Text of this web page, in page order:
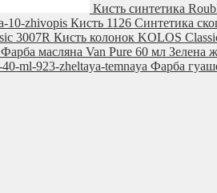
Кисть синтетика
Кисть 1126 Синтетика
Кисть колонок KOLOS
Фарба масляна Van Pure 60 мл Зелена
Фарба